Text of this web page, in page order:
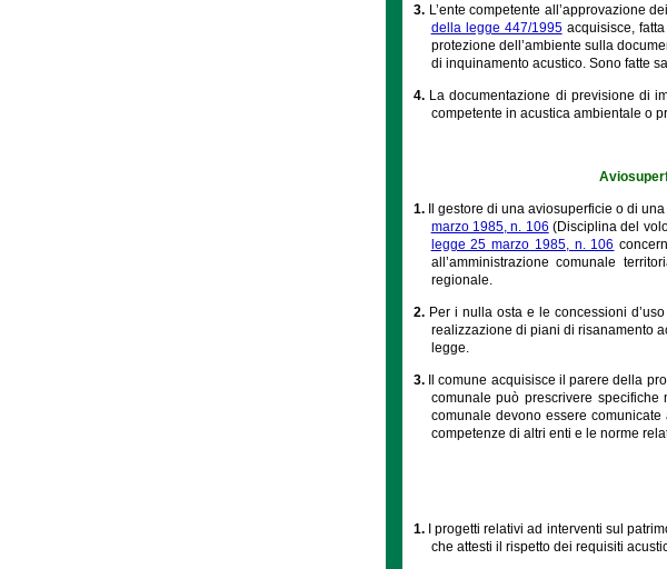
3. L’ente competente all’approvazione
della legge 447/1995acquisisce,
protezione dell’ambiente sulla
di inquinamento acustico. Sono fatte
4. La documentazione di previsione di
competente in acustica ambientale o
1. Il gestore di una aviosuperficie o di
marzo 1985, n. 106 (Disciplina del
legge 25 marzo 1985, n. 106
all’amministrazione comunale
regionale.
2. Per i nulla osta e le concessioni
realizzazione di piani di risanamento
legge.
3.
Il comune acquisisce il parere della
comunale può prescrivere specifiche
comunale devono essere
competenze di altri enti e le norme
1.
I progetti relativi ad interventi sul
che attesti il rispetto dei requisiti